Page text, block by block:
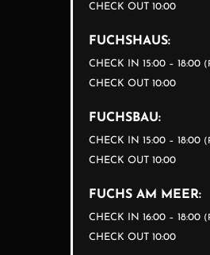
CHECK OUT 10:00
FUCHSHAUS:
CHECK IN 15:00 – 18:00
CHECK OUT 10:00
FUCHSBAU:
CHECK IN 15:00 – 18:00
CHECK OUT 10:00
FUCHS AM MEER:
CHECK IN 16:00 – 18:00
CHECK OUT 10:00